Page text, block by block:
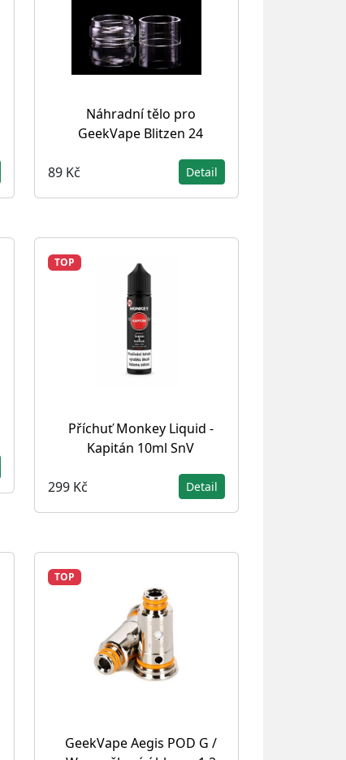
Náhradní tělo pro
GeekVape Blitzen 24
89 Kč Detail
TOP
Příchuť Monkey Liquid -
Kapitán 10ml SnV
299 Kč Detail
TOP
GeekVape Aegis POD G /